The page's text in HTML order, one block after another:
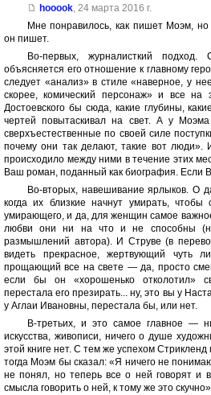
hooook, 24 марта 2016 г.
Мне понравилось, как пишет Моэм,
он пишет.
Во-первых, журналисткий подход.
объясняется его отношение к главному
следует «анализ» в стиле «наверное, у
скорее, комический персонаж» и все на
Достоевского бы сюда, какие глубины,
чертей повытаскивал на свет. А у Моэма
сверхъестественные по своей силе
почему они так делают, такие вот
происходило между ними в течение этих
Ваш роман, поданный как биография. Если
Во-вторых, навешивание ярлыков. О
когда их близкие начнут умирать,
умирающего, и да, для женщин самое
любви они ни на что и не способны
размышлений автора). И Струве (в
видеть прекрасное, жертвующий чуть
прощающий все на свете — да, просто
если бы он «хорошенько отколотил»
перестала его презирать... ну, это вы у
у Аглаи Ивановны, перестала бы, или нет.
В-третьих, и это самое главное —
искусства, живописи, ничего о душе
этой книге нет. С тем же успехом
тогда Моэм бы сказал: «Я ничего не
не понял, но теперь все о ней говорят и
смысла говорить о ней, к тому же это